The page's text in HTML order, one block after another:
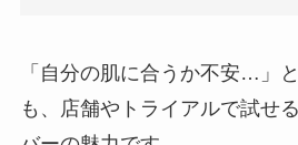
「自分の肌に合うか不安…」
も、店舗やトライアルで試せ